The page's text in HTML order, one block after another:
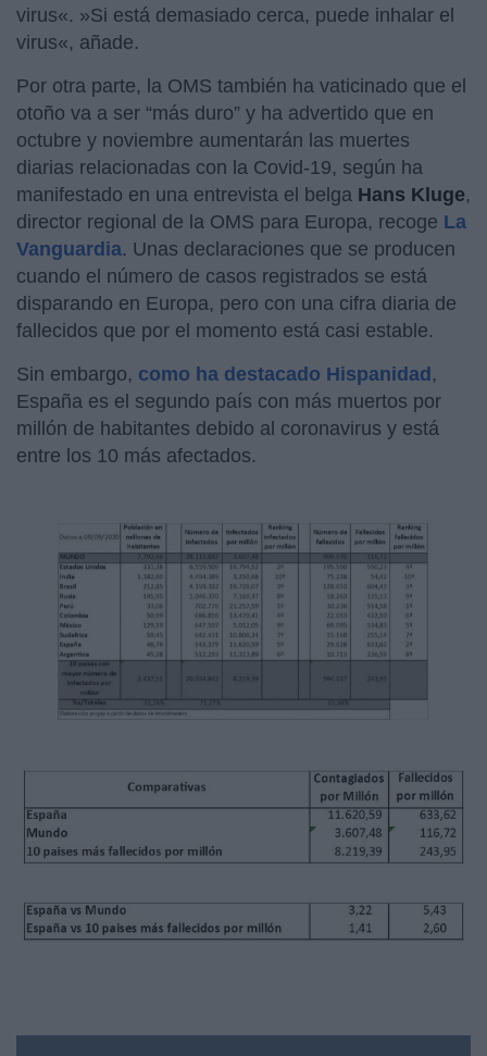
virus«. »Si está demasiado cerca, puede inhalar el
virus«, añade.
Por otra parte, la OMS también ha vaticinado que el
otoño va a ser “más duro” y ha advertido que en
octubre y noviembre aumentarán las muertes
diarias relacionadas con la Covid-19, según ha
manifestado en una entrevista el belga Hans Kluge,
director regional de la OMS para Europa, recoge La
Vanguardia. Unas declaraciones que se producen
cuando el número de casos registrados se está
disparando en Europa, pero con una cifra diaria de
fallecidos que por el momento está casi estable.
Sin embargo, como ha destacado Hispanidad,
España es el segundo país con más muertos por
millón de habitantes debido al coronavirus y está
entre los 10 más afectados.